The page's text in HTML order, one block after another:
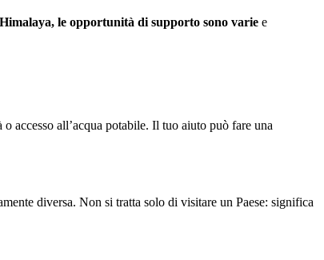
le opportunità di supporto sono varie e
accesso all’acqua potabile. Il tuo aiuto può fare una
diversa. Non si tratta solo di visitare un Paese: significa